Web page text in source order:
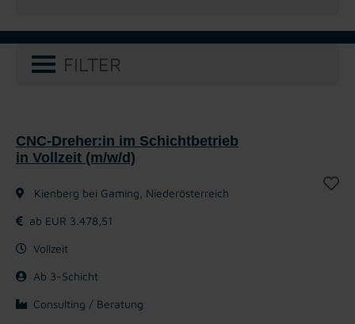
FILTER
CNC-Dreher:in im Schichtbetrieb
in Vollzeit (m/w/d)
Kienberg bei Gaming, Niederösterreich
ab EUR 3.478,51
Vollzeit
Ab 3-Schicht
Consulting / Beratung